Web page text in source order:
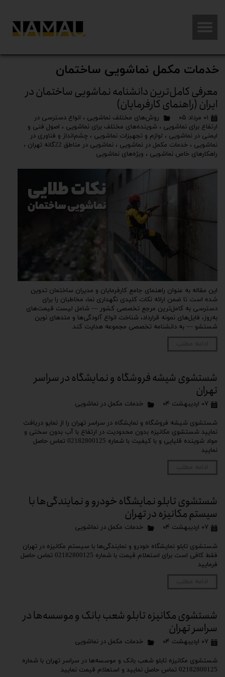
معرفی کامل‌ترین دانشنامه نماشویی ساختمان در
ایران (راهنمای کارفرمایان)
۰۱ مرداد ۰۵ روش‌های مختلف نماشویی ، انواع دسترسی در
ارتفاع برای نماشویی ، شوینده‌های مختلف برای نماشویی ، اصول فنی و
ایمنی در نماشویی ، لوازم و تجهیزات نماشویی ، چشم‌انداز و فناوری در
نماشویی ، خدمات مکمل در نماشویی ، نماشویی در مناطق 22گانه تهران
،
راهکارهای خاص نماشویی ، ویژه‌های نماشویی
این مقاله به عنوان راهنمای جامع کارفرمایان و مدیران ساختمان تدوین
شده است تا ضمن ارائه نکات کلیدی نگهداری نما، مخاطبان را برای
دسترسی به کامل‌ترین مرجع تخصصی کشور — شامل لیست قیمت‌های
به‌روز، فایل‌های نمونه قرارداد، شناخت انواع آلودگی‌ها و متدهای نوین
شستشو — به دانشنامه تخصصی مجموعه هدایت کند.
شستشوی شیشه فروشگاه و نمایشگاه در سراسر
تهران
۰۷ اردیبهشت ۰۴ خدمات مکمل در نماشویی
شستشوی شیشه فروشگاه و نمایشگاه در سراسر تهران را از نمایو دریافت
نمایید شستشوی مکانیزه بدون محدودیت در ارتفاع با آب بدون سختی و
مواد شوینده قلیایی و با کیفیت با شماره 02182800125 تماس حاصل
نمایید
شستشوی تابلو نمایشگاه خودرو و نمایندگی‌ها با
سیستم مکانیزه در تهران
۰۷ اردیبهشت ۰۴ خدمات مکمل در نماشویی
شستشوی تابلو نمایشگاه خودرو و نمایندگی‌ها با سیستم مکانیزه در تهران
فقط کافی است برای استعلام قیمت با شماره 02182800125 تماس حاصل
فرمایید
شستشوی مکانیزه تابلو شعب بانک و موسسه‌ها در
سراسر تهران
۰۷ اردیبهشت ۰۴ خدمات مکمل در نماشویی
شستشوی مکانیزه تابلو شعب بانک و موسسه‌ها در سراسر تهران با شماره
02182800125 تماس حاصل نمایید و استعلام قیمت نمایید
خدمات مکمل نماشویی ساختمان